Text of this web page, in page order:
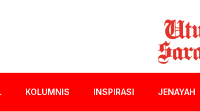
KOLUMNIS INSPIRASI JENAYAH